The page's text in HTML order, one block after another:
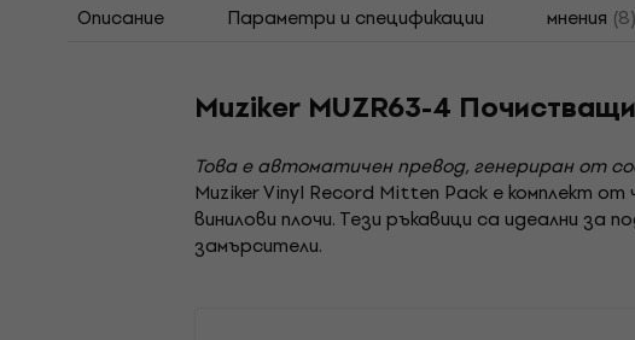
Описание Параметри и спецификации мнения (8)
Muziker MUZR63-4
Това е автоматичен превод, генериран от
Muziker Vinyl Record Mitten Pack е комплект
винилови плочи. Тези ръкавици са идеални
замърсители.